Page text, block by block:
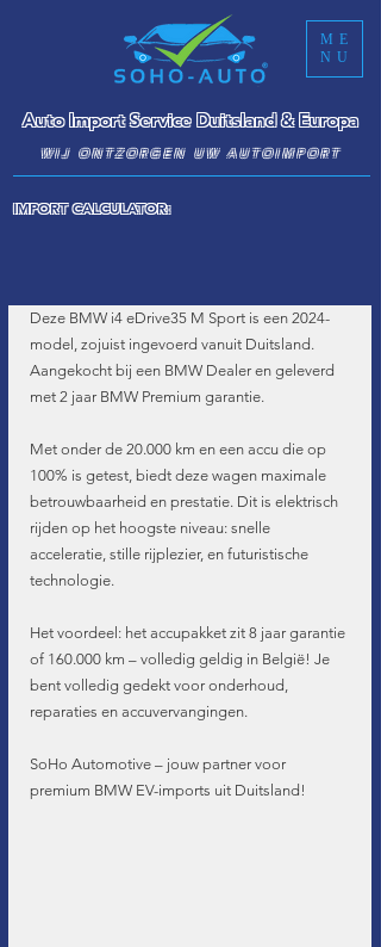
ME
NU
Auto Import Service Duitsland & Europa
IMPORT CALCULATOR:
WIJ ONTZORGEN UW AUTOIMPORT
Deze BMW i4 eDrive35 M Sport is een 2024-
model, zojuist ingevoerd vanuit Duitsland.
Aangekocht bij een BMW Dealer en geleverd
met 2 jaar BMW Premium garantie.
Met onder de 20.000 km en een accu die op
100% is getest, biedt deze wagen maximale
betrouwbaarheid en prestatie. Dit is elektrisch
rijden op het hoogste niveau: snelle
acceleratie, stille rijplezier, en futuristische
technologie.
Het voordeel: het accupakket zit 8 jaar garantie
of 160.000 km – volledig geldig in België! Je
bent volledig gedekt voor onderhoud,
reparaties en accuvervangingen.
SoHo Automotive – jouw partner voor
premium BMW EV-imports uit Duitsland!